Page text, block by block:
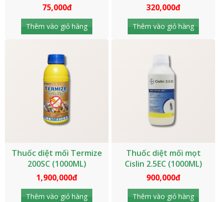
75,000đ
Thêm vào giỏ hàng
320,000đ
Thêm vào giỏ hàng
Thuốc diệt mối Termize
200SC (1000ML)
1,900,000đ
Thêm vào giỏ hàng
Thuốc diệt mối mọt
Cislin 2.5EC (1000ML)
900,000đ
Thêm vào giỏ hàng